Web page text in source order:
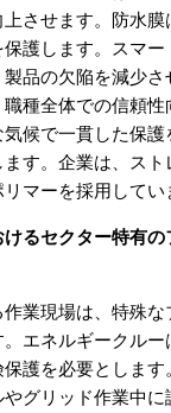
させます。防水
護します。スマ
品の欠陥を減少
種全体での信頼
候で一貫した保
す。企業は、ス
マーを採用してい
るセクター特有
業現場は、特殊
エネルギークル
護を必要とします
グリッド作業中